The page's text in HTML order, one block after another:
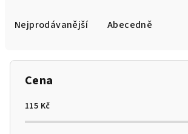
Nejprodávanější Abecedně
Cena
115 Kč